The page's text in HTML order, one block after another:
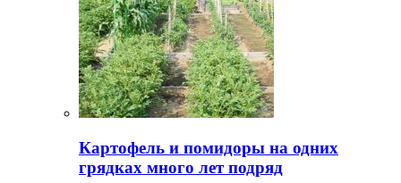
Картофель и помидоры на одних
грядках много лет подряд